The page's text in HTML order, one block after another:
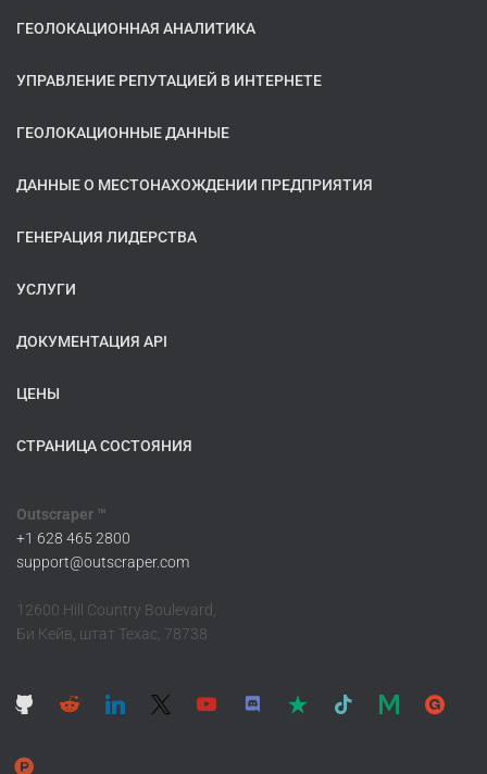
ГЕОЛОКАЦИОННАЯ АНАЛИТИКА
УПРАВЛЕНИЕ РЕПУТАЦИЕЙ В ИНТЕРНЕТЕ
ГЕОЛОКАЦИОННЫЕ ДАННЫЕ
ДАННЫЕ О МЕСТОНАХОЖДЕНИИ ПРЕДПРИЯТИЯ
ГЕНЕРАЦИЯ ЛИДЕРСТВА
УСЛУГИ
ДОКУМЕНТАЦИЯ API
ЦЕНЫ
СТРАНИЦА СОСТОЯНИЯ
Outscraper ™
+1 628 465 2800
support@outscraper.com
12600 Hill Country Boulevard,
Би Кейв, штат Техас, 78738